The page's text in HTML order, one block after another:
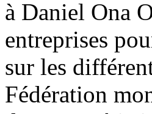
à Daniel Ona
entreprises
sur les
Fédération